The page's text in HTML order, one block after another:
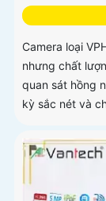
Camera loại
nhưng chất
quan sát hồng
kỳ sắc nét và